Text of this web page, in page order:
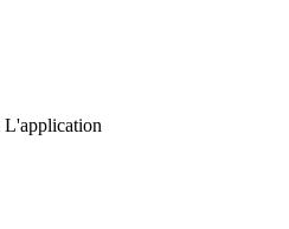
L'application